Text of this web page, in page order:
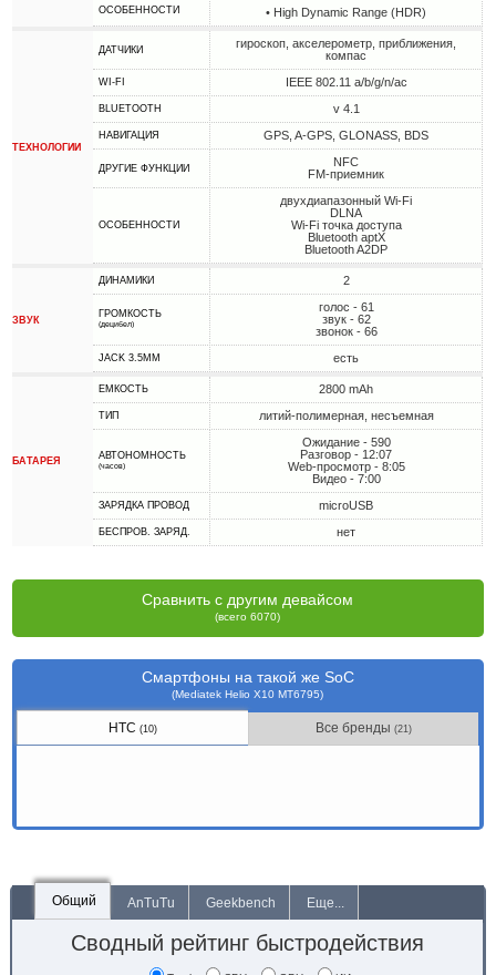
ОСОБЕННОСТИ • High Dynamic Range (HDR)
ТЕХНОЛОГИИ
ДАТЧИКИ
гироскоп, акселерометр, приближения,
компас
WI-FI IEEE 802.11 a/b/g/n/ac
BLUETOOTH v 4.1
НАВИГАЦИЯ GPS, A-GPS, GLONASS, BDS
ДРУГИЕ ФУНКЦИИ
NFC
FM-приемник
ОСОБЕННОСТИ
двухдиапазонный Wi-Fi
DLNA
Wi-Fi точка доступа
Bluetooth aptX
Bluetooth A2DP
ЗВУК
ДИНАМИКИ 2
ГРОМКОСТЬ
(децибел)
голос - 61
звук - 62
звонок - 66
JACK 3.5MM есть
БАТАРЕЯ
ЕМКОСТЬ 2800 mAh
ТИП литий-полимерная, несъемная
АВТОНОМНОСТЬ
(часов)
Ожидание - 590
Разговор - 12:07
Web-просмотр - 8:05
Видео - 7:00
ЗАРЯДКА ПРОВОД microUSB
БЕСПРОВ. ЗАРЯД. нет
Сравнить с другим девайсом
(всего 6070)
Смартфоны на такой же SoC
(Mediatek Helio X10 MT6795)
HTC(10) Все бренды(21)
Общий AnTuTu Geekbench Еще...
Сводный рейтинг быстродействия